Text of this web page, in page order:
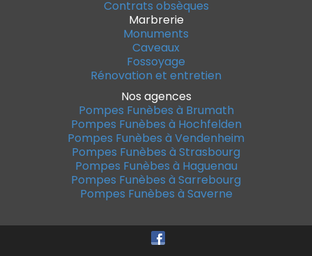
Contrats obsèques
Marbrerie
Monuments
Caveaux
Fossoyage
Rénovation et entretien
Nos agences
Pompes Funèbes à Brumath
Pompes Funèbes à Hochfelden
Pompes Funèbes à Vendenheim
Pompes Funèbes à Strasbourg
Pompes Funèbes à Haguenau
Pompes Funèbes à Sarrebourg
Pompes Funèbes à Saverne